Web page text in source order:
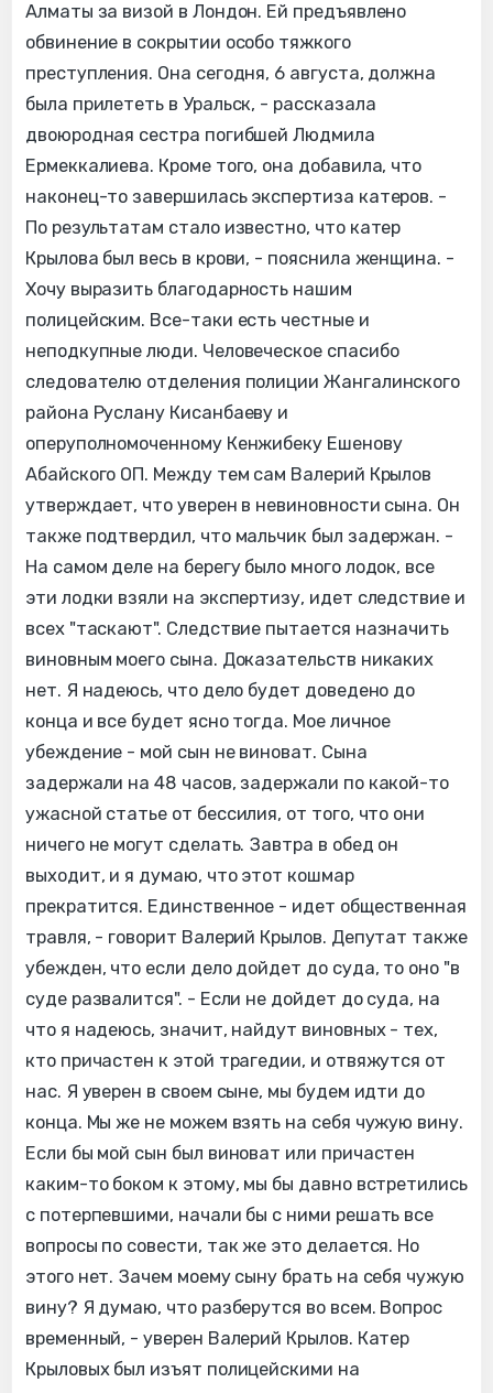
Алматы за визой в Лондон. Ей предъявлено
обвинение в сокрытии особо тяжкого
преступления. Она сегодня, 6 августа, должна
была прилететь в Уральск, - рассказала
двоюродная сестра погибшей Людмила
Ермеккалиева. Кроме того, она добавила, что
наконец-то завершилась экспертиза катеров. -
По результатам стало известно, что катер
Крылова был весь в крови, - пояснила женщина. -
Хочу выразить благодарность нашим
полицейским. Все-таки есть честные и
неподкупные люди. Человеческое спасибо
следователю отделения полиции Жангалинского
района Руслану Кисанбаеву и
оперуполномоченному Кенжибеку Ешенову
Абайского ОП. Между тем сам Валерий Крылов
утверждает, что уверен в невиновности сына. Он
также подтвердил, что мальчик был задержан. -
На самом деле на берегу было много лодок, все
эти лодки взяли на экспертизу, идет следствие и
всех "таскают". Следствие пытается назначить
виновным моего сына. Доказательств никаких
нет. Я надеюсь, что дело будет доведено до
конца и все будет ясно тогда. Мое личное
убеждение - мой сын не виноват. Сына
задержали на 48 часов, задержали по какой-то
ужасной статье от бессилия, от того, что они
ничего не могут сделать. Завтра в обед он
выходит, и я думаю, что этот кошмар
прекратится. Единственное - идет общественная
травля, - говорит Валерий Крылов. Депутат также
убежден, что если дело дойдет до суда, то оно "в
суде развалится". - Если не дойдет до суда, на
что я надеюсь, значит, найдут виновных - тех,
кто причастен к этой трагедии, и отвяжутся от
нас. Я уверен в своем сыне, мы будем идти до
конца. Мы же не можем взять на себя чужую вину.
Если бы мой сын был виноват или причастен
каким-то боком к этому, мы бы давно встретились
с потерпевшими, начали бы с ними решать все
вопросы по совести, так же это делается. Но
этого нет. Зачем моему сыну брать на себя чужую
вину? Я думаю, что разберутся во всем. Вопрос
временный, - уверен Валерий Крылов. Катер
Крыловых был изъят полицейскими на